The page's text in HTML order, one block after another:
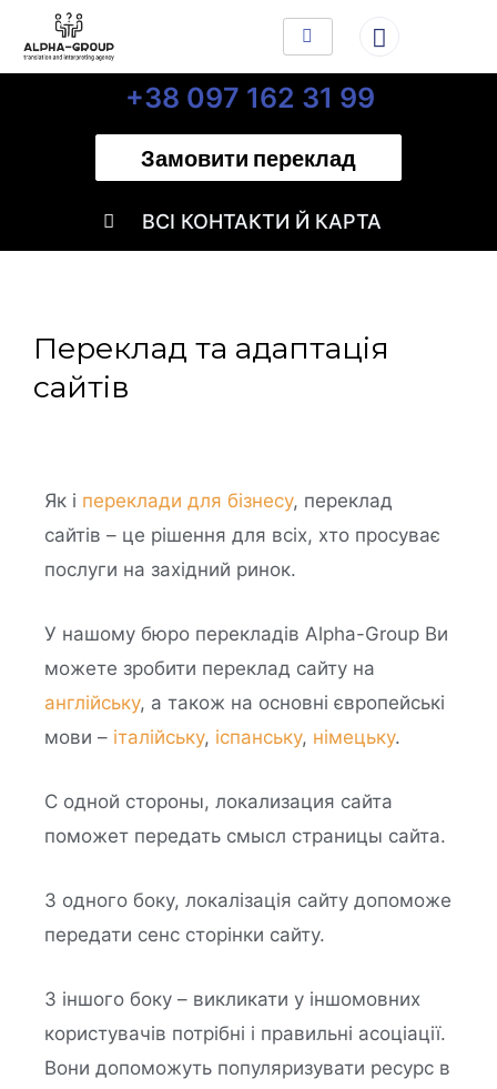
+38 097 162 31 99
Замовити переклад
ВСІ КОНТАКТИ Й КАРТА
Переклад та адаптація
сайтів
Як і переклади для бізнесу, переклад
сайтів – це рішення для всіх, хто просуває
послуги на західний ринок.
У нашому бюро перекладів Alpha-Group Ви
можете зробити переклад сайту на
англійську, а також на основні європейські
мови – італійську, іспанську, німецьку.
С одной стороны, локализация сайта
поможет передать смысл страницы сайта.
З одного боку, локалізація сайту допоможе
передати сенс сторінки сайту.
З іншого боку – викликати у іншомовних
користувачів потрібні і правильні асоціації.
Вони допоможуть популяризувати ресурс в